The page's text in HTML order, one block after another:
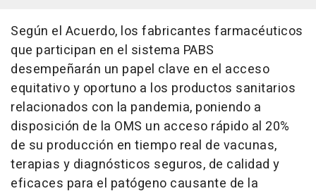
Según el Acuerdo, los fabricantes farmacéuticos
que participan en el sistema PABS
desempeñarán un papel clave en el acceso
equitativo y oportuno a los productos sanitarios
relacionados con la pandemia, poniendo a
disposición de la OMS un acceso rápido al 20%
de su producción en tiempo real de vacunas,
terapias y diagnósticos seguros, de calidad y
eficaces para el patógeno causante de la